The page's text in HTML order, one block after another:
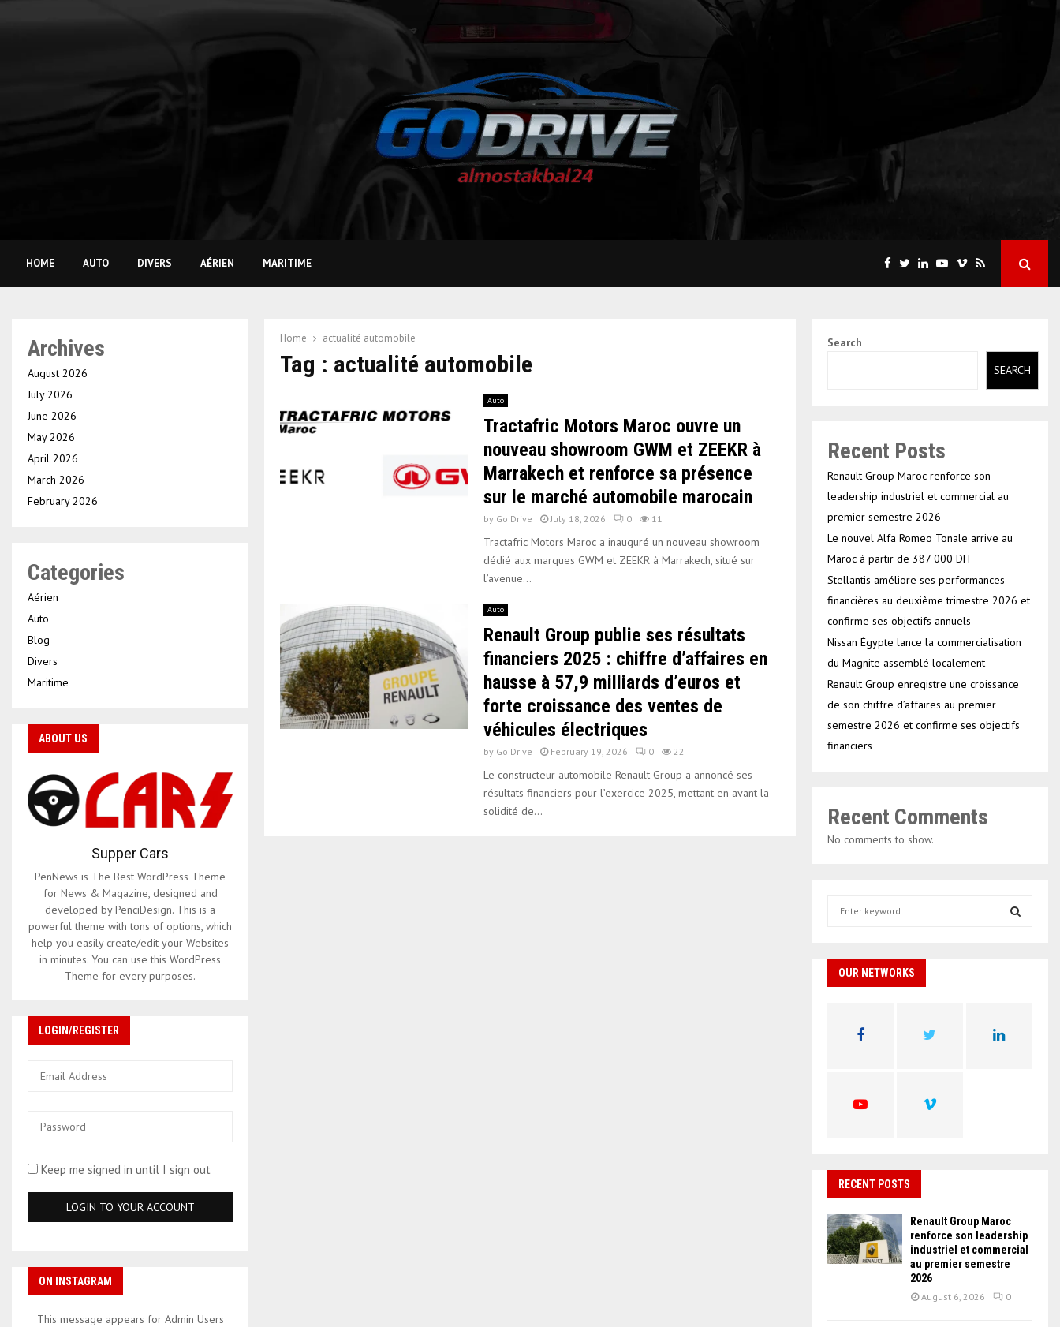
HOME AUTO DIVERS AÉRIEN MARITIME
Home actualité automobile
Tag : actualité automobile
Auto
Tractafric Motors Maroc ouvre un
nouveau showroom GWM et ZEEKR à
Marrakech et renforce sa présence
sur le marché automobile marocain
by Go Drive July 18, 2026 0 11
Tractafric Motors Maroc a inauguré un nouveau showroom
dédié aux marques GWM et ZEEKR à Marrakech, situé sur
l’avenue...
Auto
Renault Group publie ses résultats
financiers 2025 : chiffre d’affaires en
hausse à 57,9 milliards d’euros et
forte croissance des ventes de
véhicules électriques
by Go Drive February 19, 2026 0 22
Le constructeur automobile Renault Group a annoncé ses
résultats financiers pour l’exercice 2025, mettant en avant la
solidité de...
Archives
August 2026
July 2026
June 2026
May 2026
April 2026
March 2026
February 2026
Categories
Aérien
Auto
Blog
Divers
Maritime
ABOUT US
Supper Cars
PenNews is The Best WordPress Theme
for News & Magazine, designed and
developed by PenciDesign. This is a
powerful theme with tons of options, which
help you easily create/edit your Websites
in minutes. You can use this WordPress
Theme for every purposes.
LOGIN/REGISTER
Keep me signed in until I sign out
ON INSTAGRAM
This message appears for Admin Users
Search
SEARCH
Recent Posts
Renault Group Maroc renforce son
leadership industriel et commercial au
premier semestre 2026
Le nouvel Alfa Romeo Tonale arrive au
Maroc à partir de 387 000 DH
Stellantis améliore ses performances
financières au deuxième trimestre 2026 et
confirme ses objectifs annuels
Nissan Égypte lance la commercialisation
du Magnite assemblé localement
Renault Group enregistre une croissance
de son chiffre d’affaires au premier
semestre 2026 et confirme ses objectifs
financiers
Recent Comments
No comments to show.
h
OUR NETWORKS
RECENT POSTS
Renault Group Maroc
renforce son leadership
industriel et commercial
au premier semestre
2026
August 6, 2026 0